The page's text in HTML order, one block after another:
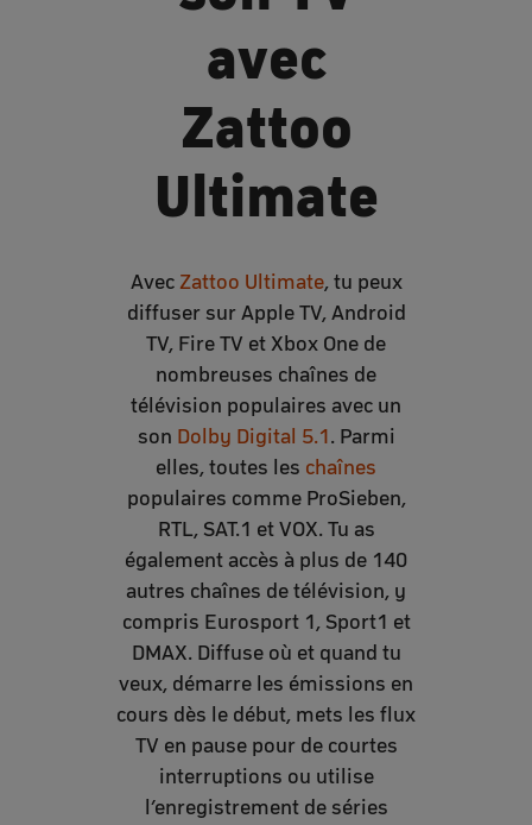
avec
Zattoo
Ultimate
Avec Zattoo Ultimate, tu peux
diffuser sur Apple TV, Android
TV, Fire TV et Xbox One de
nombreuses chaînes de
télévision populaires avec un
son Dolby Digital 5.1. Parmi
elles, toutes les chaînes
populaires comme ProSieben,
RTL, SAT.1 et VOX. Tu as
également accès à plus de 140
autres chaînes de télévision, y
compris Eurosport 1, Sport1 et
DMAX. Diffuse où et quand tu
veux, démarre les émissions en
cours dès le début, mets les flux
TV en pause pour de courtes
interruptions ou utilise
l’enregistrement de séries